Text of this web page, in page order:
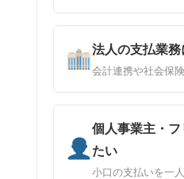
法人の支払業
会計連携や社会保
個人事業主・
たい
小口の支払いを一